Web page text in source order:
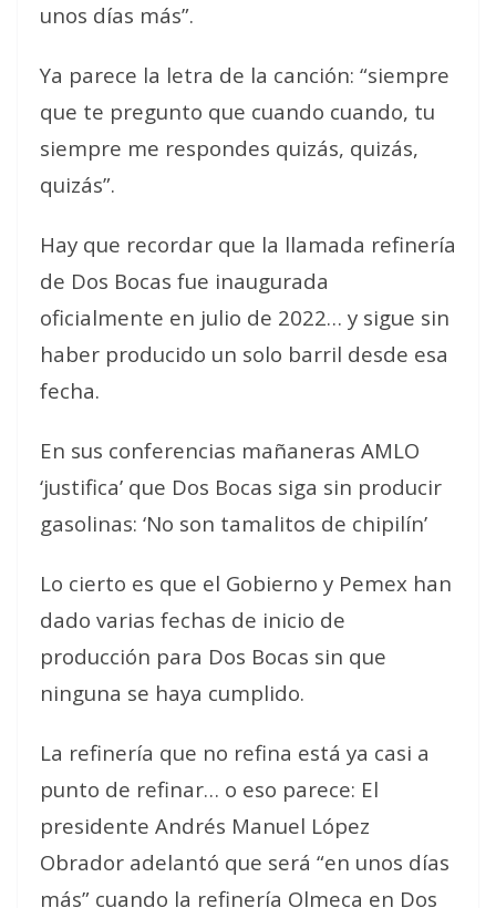
unos días más”.
Ya parece la letra de la canción: “siempre
que te pregunto que cuando cuando, tu
siempre me respondes quizás, quizás,
quizás”.
Hay que recordar que la llamada refinería
de Dos Bocas fue inaugurada
oficialmente en julio de 2022… y sigue sin
haber producido un solo barril desde esa
fecha.
En sus conferencias mañaneras AMLO
‘justifica’ que Dos Bocas siga sin producir
gasolinas: ‘No son tamalitos de chipilín’
Lo cierto es que el Gobierno y Pemex han
dado varias fechas de inicio de
producción para Dos Bocas sin que
ninguna se haya cumplido.
La refinería que no refina está ya casi a
punto de refinar… o eso parece: El
presidente Andrés Manuel López
Obrador adelantó que será “en unos días
más” cuando la refinería Olmeca en Dos